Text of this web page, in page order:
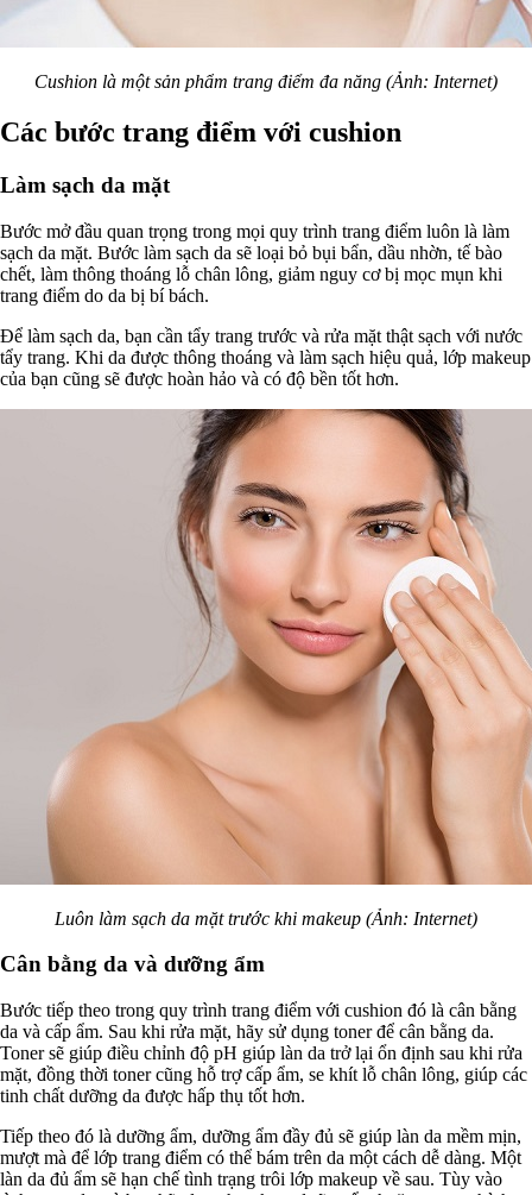
Cushion là một sản phẩm trang điểm đa năng (Ảnh: Internet)
Các bước trang điểm với cushion
Làm sạch da mặt
Bước mở đầu quan trọng trong mọi quy trình trang điểm luôn là làm
sạch da mặt. Bước làm sạch da sẽ loại bỏ bụi bẩn, dầu nhờn, tế bào
chết, làm thông thoáng lỗ chân lông, giảm nguy cơ bị mọc mụn khi
trang điểm do da bị bí bách.
Để làm sạch da, bạn cần tẩy trang trước và rửa mặt thật sạch với nước
tẩy trang. Khi da được thông thoáng và làm sạch hiệu quả, lớp makeup
của bạn cũng sẽ được hoàn hảo và có độ bền tốt hơn.
Luôn làm sạch da mặt trước khi makeup (Ảnh: Internet)
Cân bằng da và dưỡng ẩm
Bước tiếp theo trong quy trình trang điểm với cushion đó là cân bằng
da và cấp ẩm. Sau khi rửa mặt, hãy sử dụng toner để cân bằng da.
Toner sẽ giúp điều chỉnh độ pH giúp làn da trở lại ổn định sau khi rửa
mặt, đồng thời toner cũng hỗ trợ cấp ẩm, se khít lỗ chân lông, giúp các
tinh chất dưỡng da được hấp thụ tốt hơn.
Tiếp theo đó là dưỡng ẩm, dưỡng ẩm đầy đủ sẽ giúp làn da mềm mịn,
mượt mà để lớp trang điểm có thể bám trên da một cách dễ dàng. Một
làn da đủ ẩm sẽ hạn chế tình trạng trôi lớp makeup về sau. Tùy vào